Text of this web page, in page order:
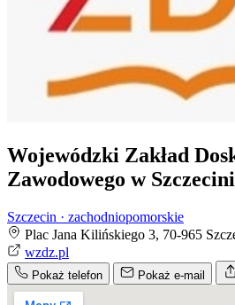
Wojewódzki Zakład
Zawodowego w
Szczecin · zachodniopomorskie
Plac Jana Kilińskiego 3, 70-965
wzdz.pl
Pokaż telefon Pokaż e-mail